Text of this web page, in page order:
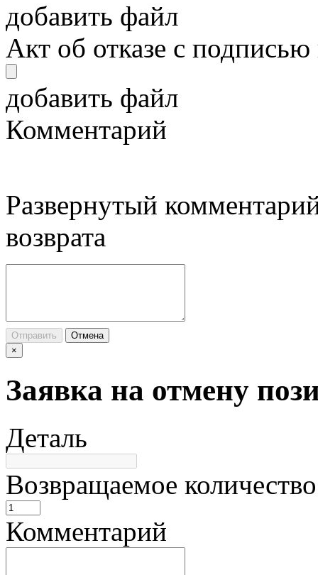
добавить файл
Акт об отказе с
добавить файл
Комментарий
Развернутый
возврата
Отправить
Отмена
×
Заявка на отмену
Деталь
Возвращаемое количество
Комментарий